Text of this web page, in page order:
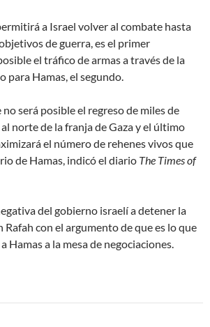
a Israel volver al combate hasta
de guerra , es el primer
el tráfico de armas a través de la
para Hamas , el segundo.
no será posible el regreso de miles de
norte de la franja de Gazay el último
el número de rehenes vivos que
de Hamas , indicó el diario The Times of
del gobierno israelí a detener la
con el argumento de quees lo que
Hamas a la mesa de negociaciones